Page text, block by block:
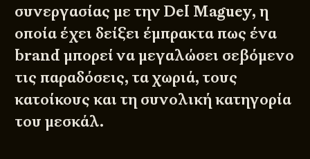
συνεργασίας με την Del Maguey, η
οποία έχει δείξει έμπρακτα πως ένα
brand μπορεί να μεγαλώσει σεβόμενο
τις παραδόσεις, τα χωριά, τους
κατοίκους και τη συνολική κατηγορία
του μεσκάλ.